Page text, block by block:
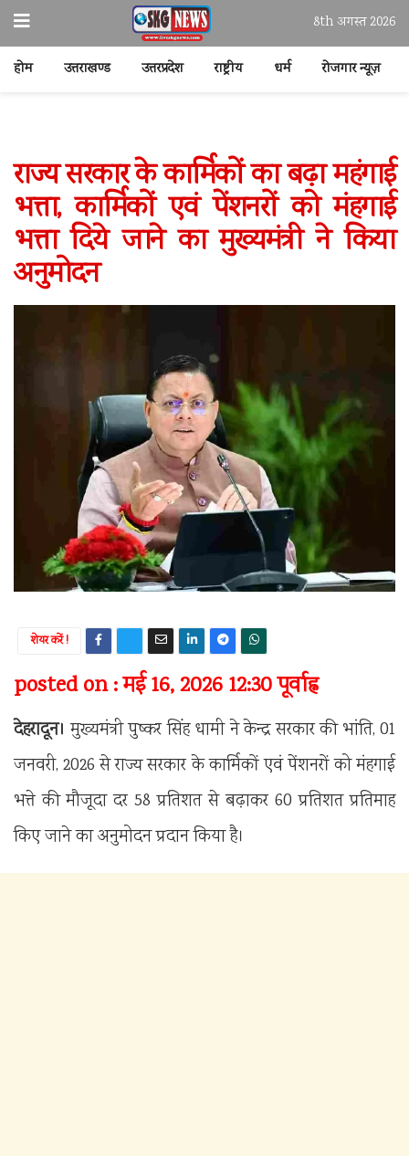
8th अगस्त 2026
होम उत्तराखण्ड उत्तरप्रदेश राष्ट्रीय धर्म रोजगार न्यूज़
राज्य सरकार के कार्मिकों का बढ़ा महंगाई
भत्ता, कार्मिकों एवं पेंशनरों को मंहगाई
भत्ता दिये जाने का मुख्यमंत्री ने किया
अनुमोदन
शेयर करें !
posted on : मई 16, 2026 12:30 पूर्वाह्न
देहरादून। मुख्यमंत्री पुष्कर सिंह धामी ने केन्द्र सरकार की भांति, 01
जनवरी, 2026 से राज्य सरकार के कार्मिकों एवं पेंशनरों को मंहगाई
भत्ते की मौजूदा दर 58 प्रतिशत से बढ़ाकर 60 प्रतिशत प्रतिमाह
किए जाने का अनुमोदन प्रदान किया है।